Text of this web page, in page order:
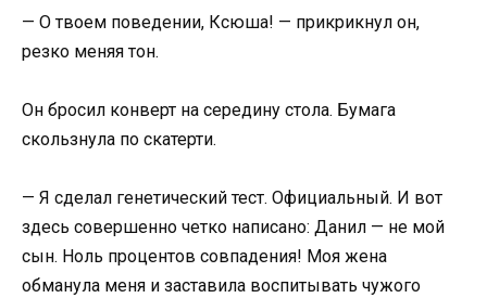
— О твоем поведении, Ксюша! — прикрикнул он,
резко меняя тон.
Он бросил конверт на середину стола. Бумага
скользнула по скатерти.
— Я сделал генетический тест. Официальный. И вот
здесь совершенно четко написано: Данил — не мой
сын. Ноль процентов совпадения! Моя жена
обманула меня и заставила воспитывать чужого